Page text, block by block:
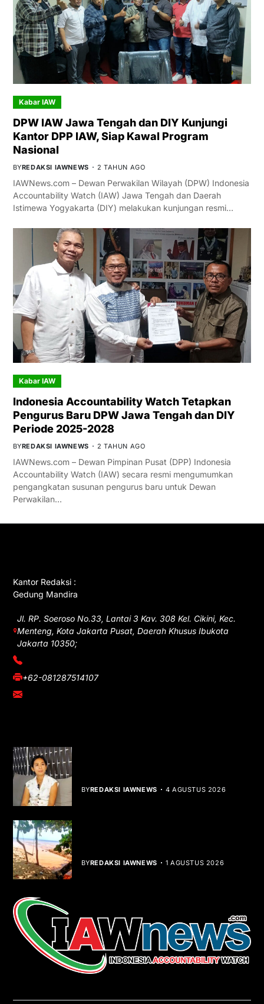
Kabar IAW
DPW IAW Jawa Tengah dan DIY Kunjungi
Kantor DPP IAW, Siap Kawal Program
Nasional
BYREDAKSI IAWNEWS 2 TAHUN AGO
IAWNews.com – Dewan Perwakilan Wilayah (DPW) Indonesia
Accountability Watch (IAW) Jawa Tengah dan Daerah
Istimewa Yogyakarta (DIY) melakukan kunjungan resmi…
Kabar IAW
Indonesia Accountability Watch Tetapkan
Pengurus Baru DPW Jawa Tengah dan DIY
Periode 2025-2028
BYREDAKSI IAWNEWS 2 TAHUN AGO
IAWNews.com – Dewan Pimpinan Pusat (DPP) Indonesia
Accountability Watch (IAW) secara resmi mengumumkan
pengangkatan susunan pengurus baru untuk Dewan
Perwakilan…
Kantor Redaksi :
Gedung Mandira
Jl. RP. Soeroso No.33, Lantai 3 Kav. 308 Kel. Cikini, Kec.
Menteng, Kota Jakarta Pusat, Daerah Khusus Ibukota
Jakarta 10350;
(021) 3908026
+62-081287514107
adm@iawnews.com
BYREDAKSI IAWNEWS 4 AGUSTUS 2026
BYREDAKSI IAWNEWS 1 AGUSTUS 2026